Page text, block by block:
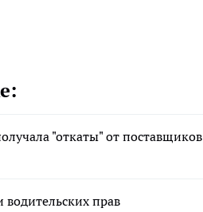
"откаты" от поставщиков
прав